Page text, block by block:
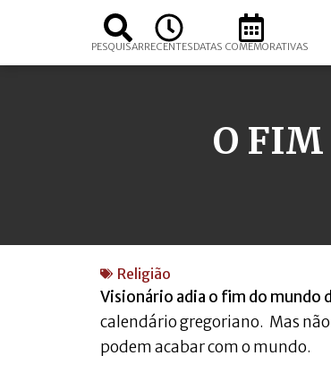
PESQUISARRECENTESDATAS COMEMORATIVAS
O FIM
Religião
Visionário adia o fim do mundo
calendário gregoriano. Mas
podem acabar com o mundo.